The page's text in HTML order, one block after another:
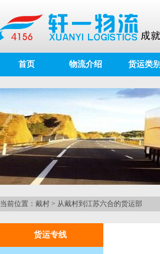
首页 物流介绍 货运类别
当前位置： 戴村 > 从戴村到江苏六合的货运部
货运专线